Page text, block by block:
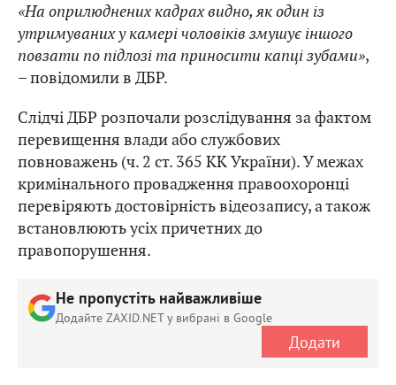
«На оприлюднених кадрах видно, як один із
утримуваних у камері чоловіків змушує іншого
повзати по підлозі та приносити капці зубами»,
– повідомили в ДБР.
Слідчі ДБР розпочали розслідування за фактом
перевищення влади або службових
повноважень (ч. 2 ст. 365 КК України). У межах
кримінального провадження правоохоронці
перевіряють достовірність відеозапису, а також
встановлюють усіх причетних до
правопорушення.
Не пропустіть найважливіше
Додайте ZAXID.NET у вибрані в Google
Додати